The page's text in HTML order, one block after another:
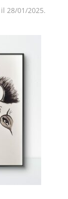
il 28/01/2025.